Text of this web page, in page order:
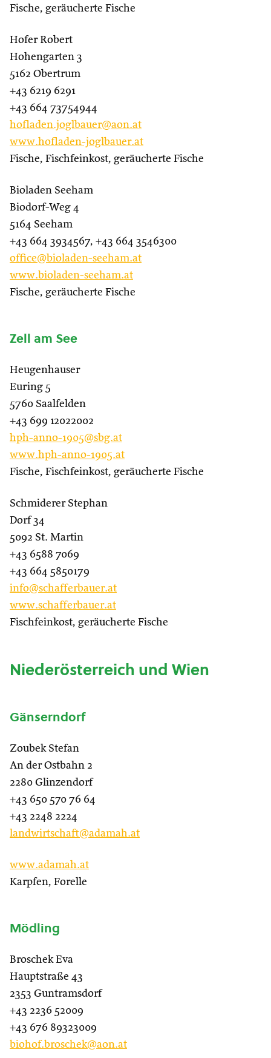
Fische, geräucherte Fische
Hofer Robert
Hohengarten 3
5162 Obertrum
+43 6219 6291
+43 664 73754944
hofladen.joglbauer@aon.at
www.hofladen-joglbauer.at
Fische, Fischfeinkost, geräucherte Fische
Bioladen Seeham
Biodorf-Weg 4
5164 Seeham
+43 664 3934567, +43 664 3546300
office@bioladen-seeham.at
www.bioladen-seeham.at
Fische, geräucherte Fische
Zell am See
Heugenhauser
Euring 5
5760 Saalfelden
+43 699 12022002
hph-anno-1905@sbg.at
www.hph-anno-1905.at
Fische, Fischfeinkost, geräucherte Fische
Schmiderer Stephan
Dorf 34
5092 St. Martin
+43 6588 7069
+43 664 5850179
info@schafferbauer.at
www.schafferbauer.at
Fischfeinkost, geräucherte Fische
Niederösterreich und Wien
Gänserndorf
Zoubek Stefan
An der Ostbahn 2
2280 Glinzendorf
+43 650 570 76 64
+43 2248 2224
landwirtschaft@adamah.at
www.adamah.at
Karpfen, Forelle
Mödling
Broschek Eva
Hauptstraße 43
2353 Guntramsdorf
+43 2236 52009
+43 676 89323009
biohof.broschek@aon.at